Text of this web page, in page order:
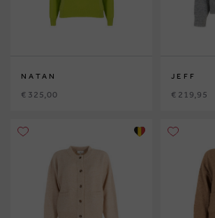
NATAN
€ 325,00
JEFF
€ 219,95